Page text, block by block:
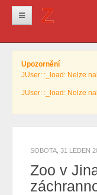
Krimi
Kultura
Ostatní
Upozornění
JUser: :_load: Nelze
JUser: :_load: Nelze
SOBOTA, 31 LEDEN
Zoo v